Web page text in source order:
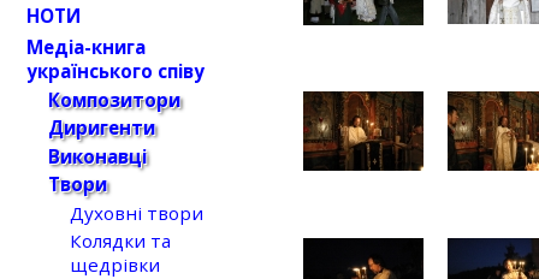
НОТИ
Медіа-книга
українського співу
Композитори
Диригенти
Виконавці
Твори
Духовні твори
Колядки та
щедрівки